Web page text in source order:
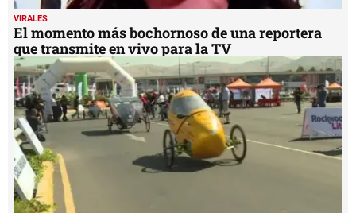
VIRALES
El momento más bochornoso de una reportera
que transmite en vivo para la TV